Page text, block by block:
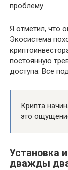
проблему.
Я отметил, что
Экосистема
постоянную
доступа. Все
Крипта
это
Установка
дважды